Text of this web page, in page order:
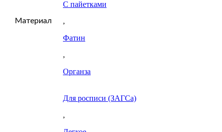
Материал
С пайетками
,
Фатин
,
Органза
Для росписи (ЗАГСа)
,